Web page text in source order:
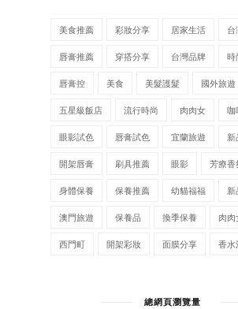
美食推薦 彩妝分享 居家生活 台
唇膏推薦 穿搭分享 台灣品牌 時
唇膏控 美食 美髮護髮 國外旅遊
五星級飯店 流行時尚 肉肉女 咖
眼影試色 唇膏試色 宜蘭旅遊 新
開架唇膏 刷具推薦 眼影 芳療香
身體保養 保養推薦 幼貓福福 新
澳門旅遊 保養品 換季保養 肉肉
西門町 開架彩妝 面膜分享 香水
總網頁瀏覽量